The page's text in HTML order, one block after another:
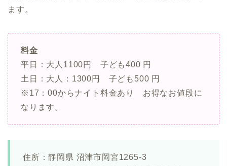
ます。
料金
平日：大人1100円 子ども400 円
土日：大人：1300円 子ども500 円
※17：00からナイト料金あり お得なお値段に
なります。
住所：静岡県 沼津市岡宮1265-3